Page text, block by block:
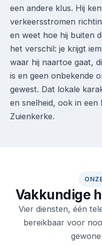
een andere klus. Hij
verkeersstromen
en weet hoe hij buiten
het verschil: je krijgt
waar hij naartoe gaat,
is en geen onbekende
gewest. Dat lokale
en snelheid, ook in een
Zuienkerke.
Vakkundige
Vier diensten, één
bereikbaar voor